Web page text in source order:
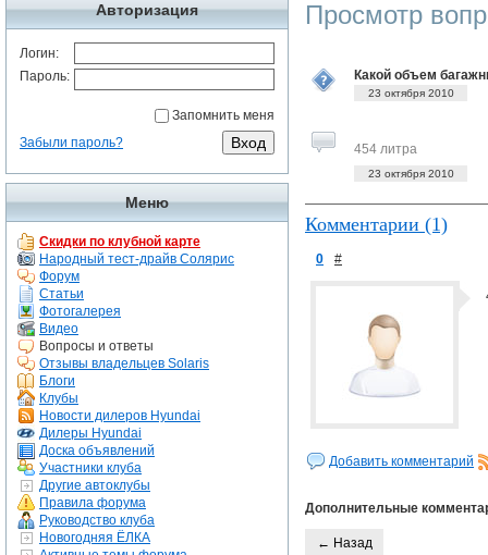
Авторизация
Логин:
Пароль:
Запомнить меня
Забыли пароль?
Меню
Скидки по клубной карте
Народный тест-драйв Солярис
Форум
Статьи
Фотогалерея
Видео
Вопросы и ответы
Отзывы владельцев Solaris
Блоги
Клубы
Новости дилеров Hyundai
Дилеры Hyundai
Доска объявлений
Участники клуба
Другие автоклубы
Правила форума
Руководство клуба
Новогодняя ЁЛКА
Просмотр
Какой объем
23 октября 2010
454 литра
23 октября 2010
Комментарии (1)
0 #
Добавить комментарий
Дополнительные
← Назад